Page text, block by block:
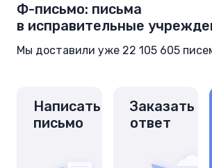
Ф-письмо: письма
в исправительные
Мы доставили уже 22 105 605
Написать
письмо
Заказать
ответ